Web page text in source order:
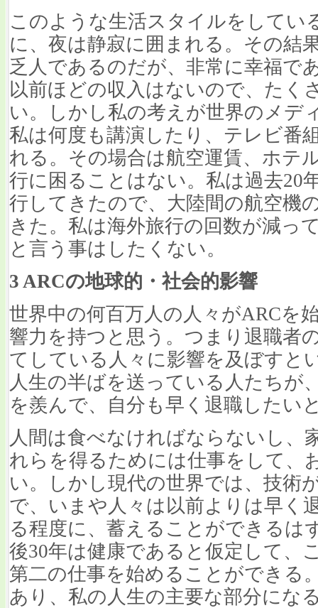
このような生活スタイルをしてい
に、夜は静寂に囲まれる。その結
乏人であるのだが、非常に幸福で
以前ほどの収入はないので、たく
い。しかし私の考えが世界のメデ
私は何度も講演したり、テレビ番
れる。その場合は航空運賃、ホテ
行に困ることはない。私は過去20
行してきたので、大陸間の航空機
きた。私は海外旅行の回数が減っ
と言う事はしたくない。
3 ARCの地球的・社会的影響
世界中の何百万人の人々がARCを
響力を持つと思う。つまり退職者
てしている人々に影響を及ぼすと
人生の半ばを送っている人たちが
を羨んで、自分も早く退職したい
人間は食べなければならないし、
れらを得るためには仕事をして、
い。しかし現代の世界では、技術
で、いまや人々は以前よりは早く
る程度に、蓄えることができるは
後30年は健康であると仮定して、
第二の仕事を始めることができる
あり、私の人生の主要な部分にな